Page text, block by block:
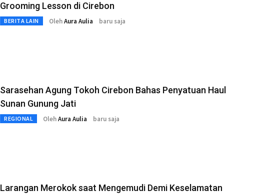
Grooming Lesson di Cirebon
BERITA LAIN OlehAura Aulia baru saja
Sarasehan Agung Tokoh Cirebon Bahas Penyatuan Haul
Sunan Gunung Jati
REGIONAL OlehAura Aulia baru saja
Larangan Merokok saat Mengemudi Demi Keselamatan